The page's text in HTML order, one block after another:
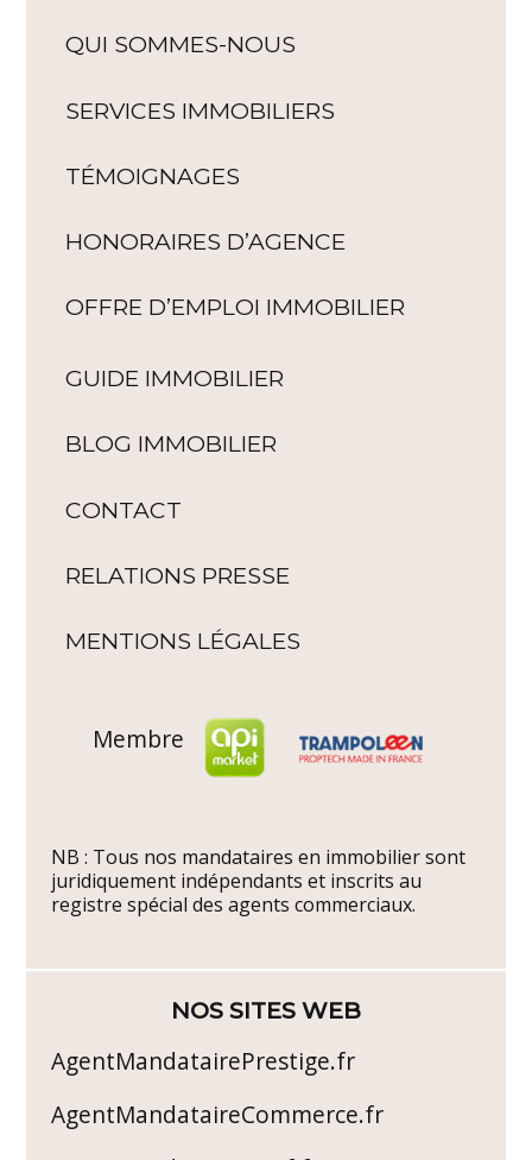
QUI SOMMES-NOUS
SERVICES IMMOBILIERS
TÉMOIGNAGES
HONORAIRES D’AGENCE
OFFRE D’EMPLOI IMMOBILIER
GUIDE IMMOBILIER
BLOG IMMOBILIER
CONTACT
RELATIONS PRESSE
MENTIONS LÉGALES
Membre
NB : Tous nos mandataires en immobilier sont
juridiquement indépendants et inscrits au
registre spécial des agents commerciaux.
NOS SITES WEB
AgentMandatairePrestige.fr
AgentMandataireCommerce.fr